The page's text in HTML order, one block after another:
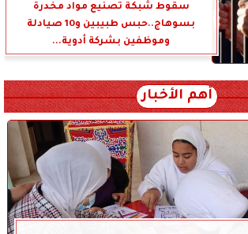
سقوط شبكة تصنيع مواد مخدرة
بسوهاج..حبس طبيبين و10 صيادلة
وموظفين بشركة أدوية...
أهم الأخبار